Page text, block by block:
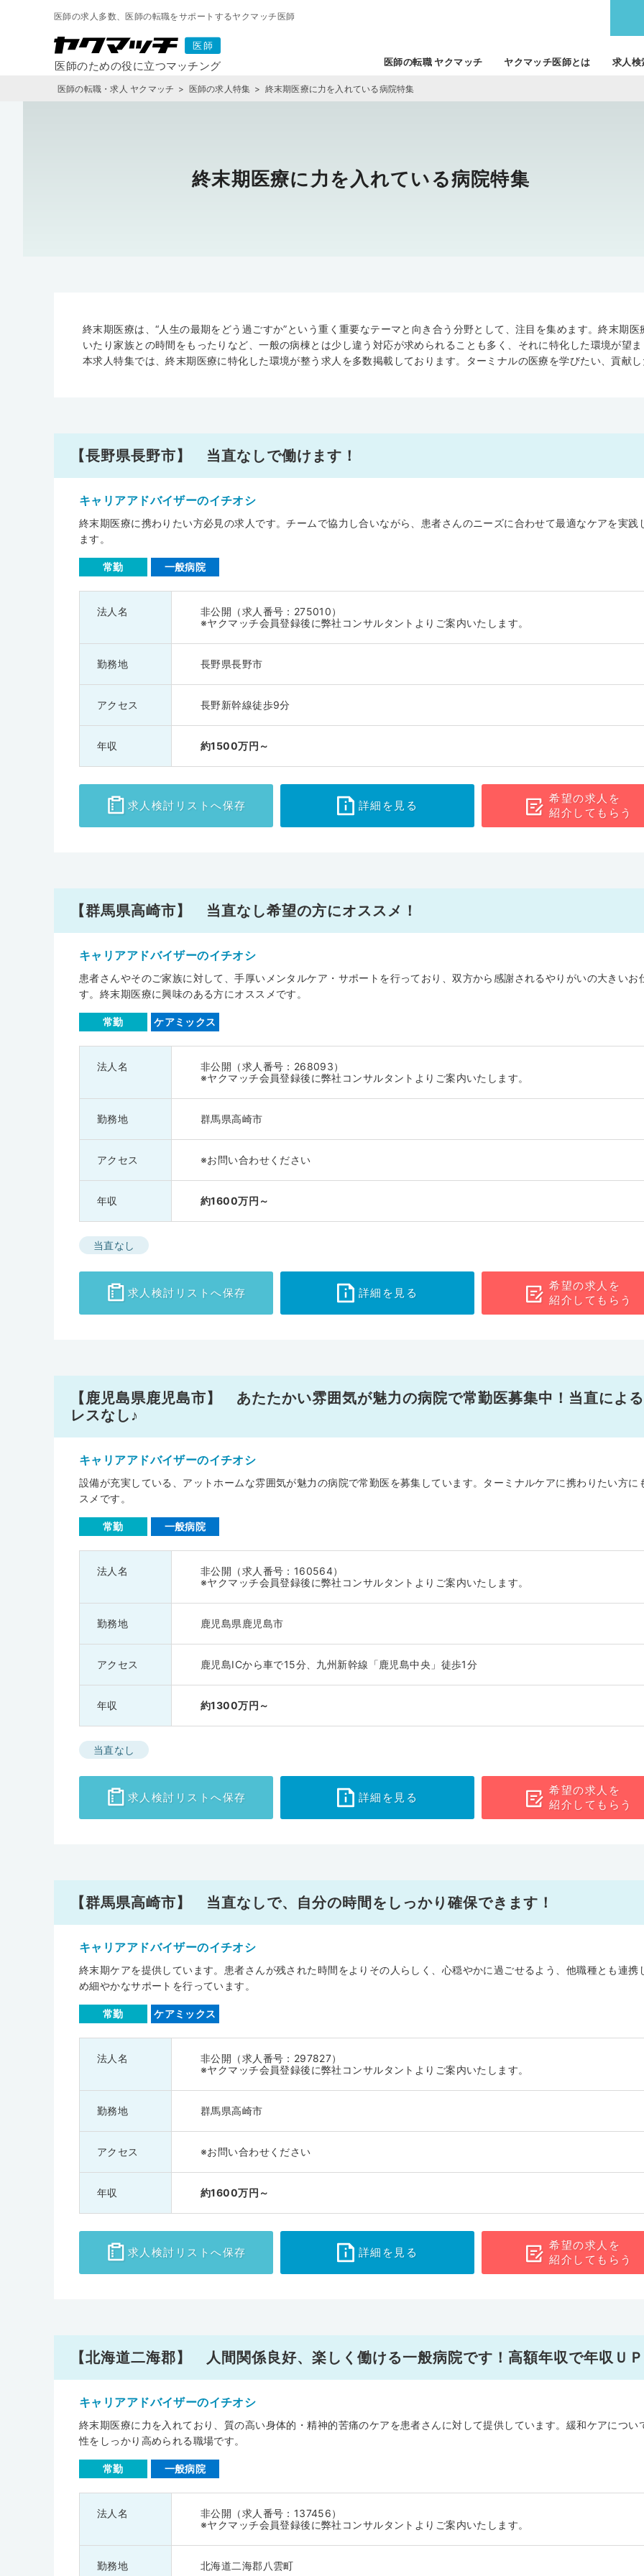
医師の求人多数、医師の転職をサポートするヤクマッチ医師
医師の転職 ヤクマッチ ヤクマッチ医師とは 求人検
医師の転職・求人 ヤクマッチ 医師の求人特集 終末期医療に力を入れている病院特集
終末期医療に力を入れている病院特集
終末期医療は、“人生の最期をどう過ごすか”という重く重要なテーマと向き合う分野として、注目を集めます。終末期
いたり家族との時間をもったりなど、一般の病棟とは少し違う対応が求められることも多く、それに特化した環境が望
本求人特集では、終末期医療に特化した環境が整う求人を多数掲載しております。ターミナルの医療を学びたい、貢献
【長野県長野市】 当直なしで働けます！
キャリアアドバイザーのイチオシ
終末期医療に携わりたい方必見の求人です。チームで協力し合いながら、患者さんのニーズに合わせて最適なケアを実践
ます。
常勤 一般病院
法人名
非公開（求人番号：275010）
※ヤクマッチ会員登録後に弊社コンサルタントよりご案内いたします。
勤務地 長野県長野市
アクセス 長野新幹線徒歩9分
年収 約1500万円～
求人検討 リストへ保存 詳細を見る
希望の求人を
紹介してもらう
【群馬県高崎市】 当直なし希望の方にオススメ！
キャリアアドバイザーのイチオシ
患者さんやそのご家族に対して、手厚いメンタルケア・サポートを行っており、双方から感謝されるやりがいの大きいお
す。終末期医療に興味のある方にオススメです。
常勤 ケアミックス
法人名
非公開（求人番号：268093）
※ヤクマッチ会員登録後に弊社コンサルタントよりご案内いたします。
勤務地 群馬県高崎市
アクセス ※お問い合わせください
年収 約1600万円～
当直なし
求人検討 リストへ保存 詳細を見る
希望の求人を
紹介してもらう
【鹿児島県鹿児島市】 あたたかい雰囲気が魅力の病院で常勤医募集中！当直によ
レスなし♪
キャリアアドバイザーのイチオシ
設備が充実している、アットホームな雰囲気が魅力の病院で常勤医を募集しています。ターミナルケアに携わりたい方に
スメです。
常勤 一般病院
法人名
非公開（求人番号：160564）
※ヤクマッチ会員登録後に弊社コンサルタントよりご案内いたします。
勤務地 鹿児島県鹿児島市
アクセス 鹿児島ICから車で15分、九州新幹線「鹿児島中央」徒歩1分
年収 約1300万円～
当直なし
求人検討 リストへ保存 詳細を見る
希望の求人を
紹介してもらう
【群馬県高崎市】 当直なしで、自分の時間をしっかり確保できます！
キャリアアドバイザーのイチオシ
終末期ケアを提供しています。患者さんが残された時間をよりその人らしく、心穏やかに過ごせるよう、他職種とも連携
め細やかなサポートを行っています。
常勤 ケアミックス
法人名
非公開（求人番号：297827）
※ヤクマッチ会員登録後に弊社コンサルタントよりご案内いたします。
勤務地 群馬県高崎市
アクセス ※お問い合わせください
年収 約1600万円～
求人検討 リストへ保存 詳細を見る
希望の求人を
紹介してもらう
【北海道二海郡】 人間関係良好、楽しく働ける一般病院です！高額年収で年収Ｕ
キャリアアドバイザーのイチオシ
終末期医療に力を入れており、質の高い身体的・精神的苦痛のケアを患者さんに対して提供しています。緩和ケアについ
性をしっかり高められる職場です。
常勤 一般病院
法人名
非公開（求人番号：137456）
※ヤクマッチ会員登録後に弊社コンサルタントよりご案内いたします。
勤務地 北海道二海郡八雲町